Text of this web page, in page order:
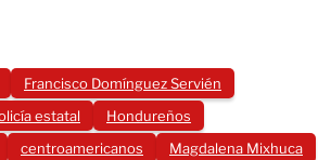
Francisco Domínguez Servién
estatal
Hondureños
centroamericanos
Magdalena Mixhuca